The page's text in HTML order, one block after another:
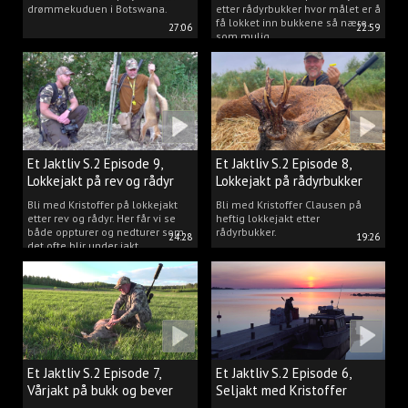
27:06
drømmekuduen i Botswana.
22:59
etter rådyrbukker hvor målet er å
få lokket inn bukkene så nære
som mulig.
24:28
Et Jaktliv S.2 Episode 9,
Lokkejakt på rev og rådyr
med Kristoffer Clausen
Bli med Kristoffer på lokkejakt
etter rev og rådyr. Her får vi se
både oppturer og nedturer som
det ofte blir under jakt.
19:26
Et Jaktliv S.2 Episode 8,
Lokkejakt på rådyrbukker
2023 nr. 1
Bli med Kristoffer Clausen på
heftig lokkejakt etter
rådyrbukker.
Et Jaktliv S.2 Episode 7,
Vårjakt på bukk og bever
Et Jaktliv S.2 Episode 6,
Seljakt med Kristoffer